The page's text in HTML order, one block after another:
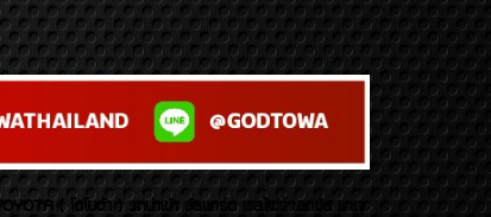
( โตโยต้า ) รถนำเข้า อัลพาร์ด เวลไฟร์ เลกซัส มาเจ